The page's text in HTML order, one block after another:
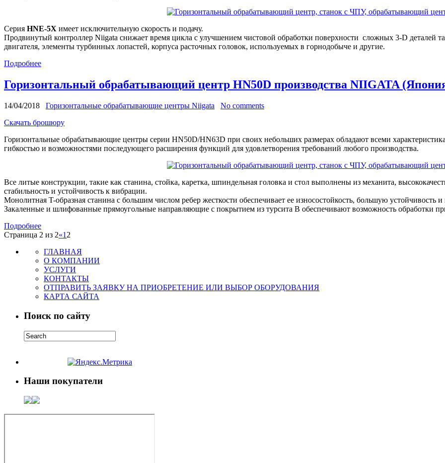
Серия HNE-5X имеет исключительную скорость и подачу.
Продвинутый контроллер Niigata снижает время цикла с улучшением чистовой обработки поверхности сложных 3-D деталей
двигателя, элементы турбинных лопастей, корпуса расточных головок, используемых в горнодобыче и другие.
Подробнее
Горизонтальный обрабатывающий центр HN50D производства NIIGATA
14/04/2018 Горизонтальные обрабатывающие центры Niigata
No comments
Скачать брошюру
Горизонтальные обрабатывающие центры серии HN50D/HN63D при своих небольших размерах обладают всеми
гибкостью и возможностями последующего расширения функций для удовлетворения требований любого производства.
Все литые конструкции, такие как станина, стойка, каретка, шпиндельная головка и стол выполнены из механита,
стабильность и устойчивость к вибрации.
Монолитная T-образная станина с большим числом ребер жесткости обеспечивает ее износостойкость, большую устойчивость
Закаленные и шлифованные прямоугольные направляющие с покрытием из турсита B обеспечивают возможность обработки
Подробнее
Страница 2 из 2«1 2
ГЛАВНАЯ
О КОМПАНИИ
УСЛУГИ
КОНТАКТЫ
ОТПРАВИТЬ ЗАЯВКУ НА ПРИОБРЕТЕНИЕ ИЛИ ВЫБОР ОБОРУДОВАНИЯ
КАРТА САЙТА
Поиск по сайту
Наши покупатели